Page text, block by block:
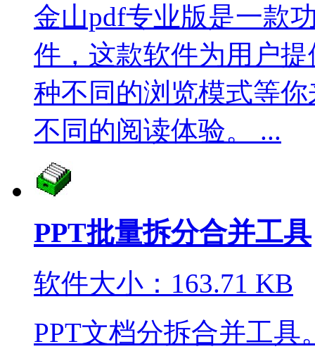
金山pdf专业版是一款
件，这款软件为用户
种不同的浏览模式等
不同的阅读体验。 ...
PPT批量拆分合并工具
软件大小：163.71 KB
PPT文档分拆合并工具